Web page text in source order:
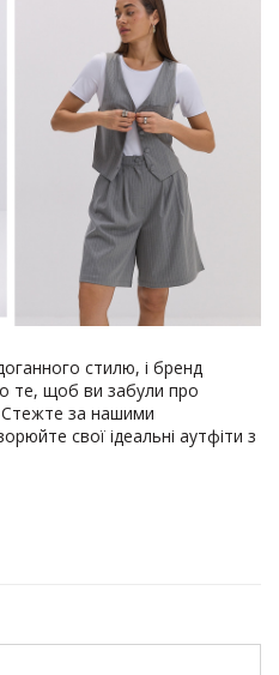
стилю, і бренд
те, щоб ви забули про
Стежте за нашими
свої ідеальні аутфіти з